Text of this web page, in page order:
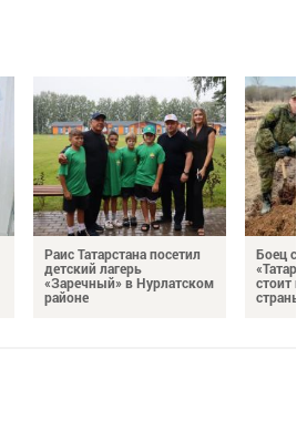
Раис Татарстана посетил
детский лагерь
«Заречный» в Нурлатском
районе
Боец с
стоит
страны